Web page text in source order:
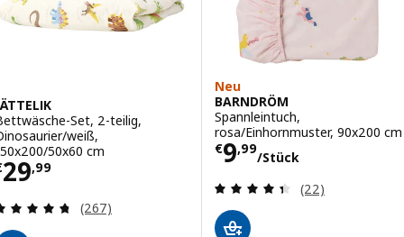
Set, 2-teilig,
weiß,
50x60 cm
29,99€ 29,99
Überprüfung: 4.7 aus 5 sterne. Bewertungen
(267)
Neu
BARNDRÖM
Spannleintuch,
rosa/Einhornmuster, 90x200 cm
€9,99
/Stück
Preis € 9,99/
Überprüfung:
(22)